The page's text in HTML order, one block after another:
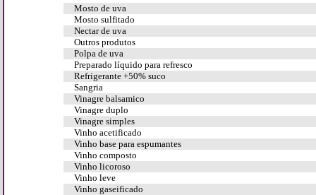
Mosto de uva
Mosto sulfitado
Nectar de uva
Outros produtos
Polpa de uva
Preparado líquido para refresco
Refrigerante +50% suco
Sangria
Vinagre balsamico
Vinagre duplo
Vinagre simples
Vinho acetificado
Vinho base para espumantes
Vinho composto
Vinho licoroso
Vinho leve
Vinho gaseificado